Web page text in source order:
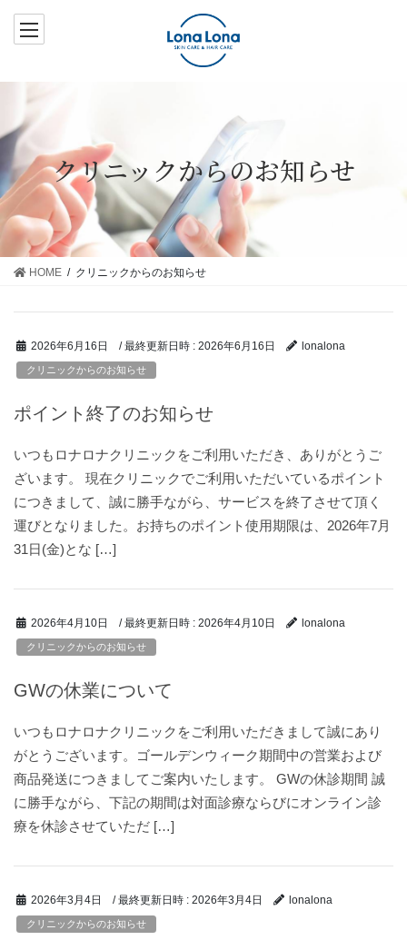
ス
ッ
プ
ン
移
動
クリニックからのお知らせ
HOME クリニックからのお知らせ
2026年6月16日 / 最終更新日時 : 2026年6月16日 lonalona
クリニックからのお知らせ
ポイント終了のお知らせ
いつもロナロナクリニックをご利用いただき、ありがとうご
ざいます。 現在クリニックでご利用いただいているポイント
につきまして、誠に勝手ながら、サービスを終了させて頂く
運びとなりました。お持ちのポイント使用期限は、2026年7月
31日(金)とな […]
2026年4月10日 / 最終更新日時 : 2026年4月10日 lonalona
クリニックからのお知らせ
GWの休業について
いつもロナロナクリニックをご利用いただきまして誠にあり
がとうございます。ゴールデンウィーク期間中の営業および
商品発送につきましてご案内いたします。 GWの休診期間 誠
に勝手ながら、下記の期間は対面診療ならびにオンライン診
療を休診させていただ […]
2026年3月4日 / 最終更新日時 : 2026年3月4日 lonalona
クリニックからのお知らせ